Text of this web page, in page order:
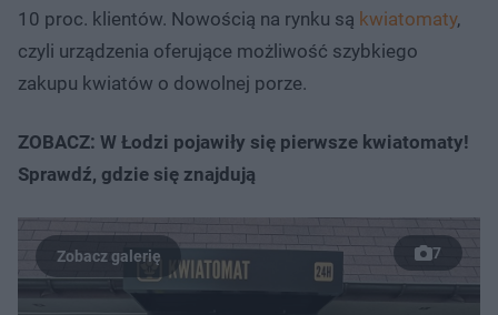
10 proc. klientów. Nowością na rynku są kwiatomaty,
czyli urządzenia oferujące możliwość szybkiego
zakupu kwiatów o dowolnej porze.
ZOBACZ: W Łodzi pojawiły się pierwsze kwiatomaty!
Sprawdź, gdzie się znajdują
7